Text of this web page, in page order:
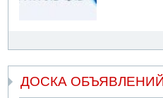
ДОСКА